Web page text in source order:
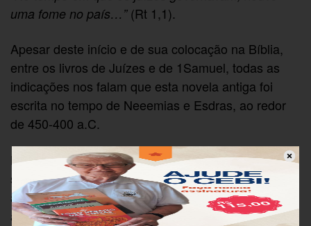
uma fome no país…”(Rt 1,1).
Apesar deste início e de sua colocação na Bíblia,
entre os livros de Juízes e de 1Samuel, todas as
indicações nos falam que esta novela antiga foi
escrita no tempo de Neeemias e Esdras, ao redor
de 450-400 a.C.
Lendo Neemias 5,1-5, percebemos a mesma
situação de fome. Em Esdras 9, lemos o
acontecimento das rupturas dos matrimônios com
as estrangeiras.